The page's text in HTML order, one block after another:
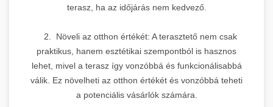
terasz, ha az időjárás nem kedvező.
2. Növeli az otthon értékét: A terasztető nem csak
praktikus, hanem esztétikai szempontból is hasznos
lehet, mivel a terasz így vonzóbbá és funkcionálisabbá
válik. Ez növelheti az otthon értékét és vonzóbbá teheti
a potenciális vásárlók számára.